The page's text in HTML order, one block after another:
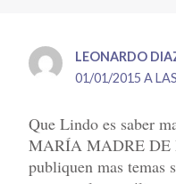
LEONARDO
01/01/2015 A
Que Lindo es saber
MARÍA MADRE DE
publiquen mas temas